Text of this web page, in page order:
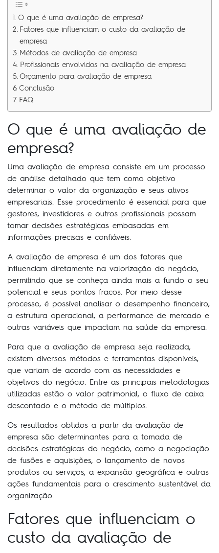
O que é uma avaliação de empresa?
Fatores que influenciam o custo da avaliação de
empresa
Métodos de avaliação de empresa
Profissionais envolvidos na avaliação de empresa
Orçamento para avaliação de empresa
Conclusão
FAQ
O que é uma avaliação de
empresa?
Uma avaliação de empresa consiste em um processo
de análise detalhado que tem como objetivo
determinar o valor da organização e seus ativos
empresariais. Esse procedimento é essencial para que
gestores, investidores e outros profissionais possam
tomar decisões estratégicas embasadas em
informações precisas e confiáveis.
A avaliação de empresa é um dos fatores que
influenciam diretamente na valorização do negócio,
permitindo que se conheça ainda mais a fundo o seu
potencial e seus pontos fracos. Por meio desse
processo, é possível analisar o desempenho financeiro,
a estrutura operacional, a performance de mercado e
outras variáveis que impactam na saúde da empresa.
Para que a avaliação de empresa seja realizada,
existem diversos métodos e ferramentas disponíveis,
que variam de acordo com as necessidades e
objetivos do negócio. Entre as principais metodologias
utilizadas estão o valor patrimonial, o fluxo de caixa
descontado e o método de múltiplos.
Os resultados obtidos a partir da avaliação de
empresa são determinantes para a tomada de
decisões estratégicas do negócio, como a negociação
de fusões e aquisições, o lançamento de novos
produtos ou serviços, a expansão geográfica e outras
ações fundamentais para o crescimento sustentável da
organização.
Fatores que influenciam o
custo da avaliação de